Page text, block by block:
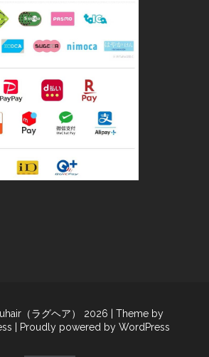
（ラグヘア） 2026
| Theme by
| Proudly powered by WordPress